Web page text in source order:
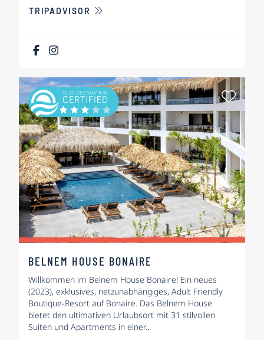
TRIPADVISOR
Als
BELNEM HOUSE BONAIRE
Willkommen im Belnem House Bonaire! Ein neues
(2023), exklusives, netzunabhängiges, Adult Friendly
Boutique-Resort auf Bonaire. Das Belnem House
bietet den ultimativen Urlaubsort mit 31 stilvollen
Suiten und Apartments in einer...